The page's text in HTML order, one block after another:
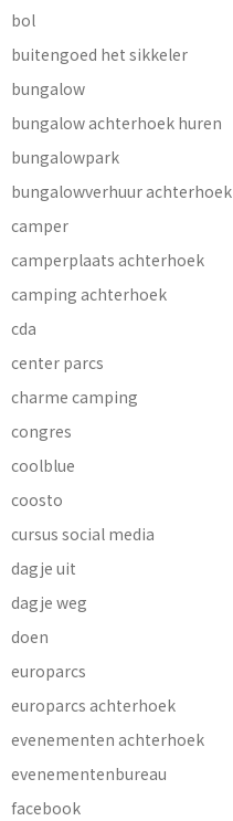
bol
buitengoed het sikkeler
bungalow
bungalow achterhoek huren
bungalowpark
bungalowverhuur achterhoek
camper
camperplaats achterhoek
camping achterhoek
cda
center parcs
charme camping
congres
coolblue
coosto
cursus social media
dagje uit
dagje weg
doen
europarcs
europarcs achterhoek
evenementen achterhoek
evenementenbureau
facebook